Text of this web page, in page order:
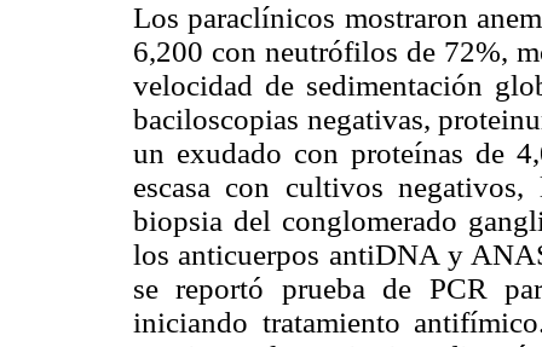
Los paraclínicos mostraron
6,200 con neutrófilos de 72%,
velocidad de sedimentación
baciloscopias negativas,
un exudado con proteínas de
escasa con cultivos
biopsia del conglomerado
los anticuerpos antiDNA y
se reportó prueba de PCR
iniciando tratamiento